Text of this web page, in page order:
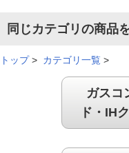
同じカテゴリの商品
トップ> カテゴリ一覧 >
ガスコ
ド・IH